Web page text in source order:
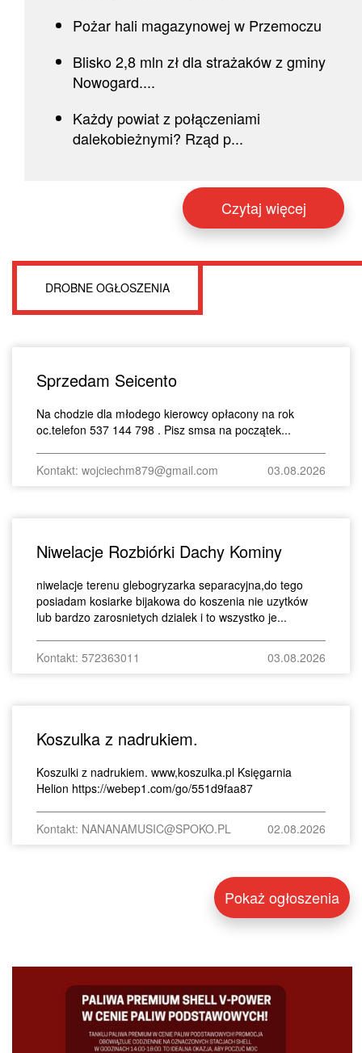
Pożar hali magazynowej w Przemoczu
Blisko 2,8 mln zł dla strażaków z gminy
Nowogard....
Każdy powiat z połączeniami
dalekobieżnymi? Rząd p...
Czytaj więcej
DROBNE OGŁOSZENIA
Sprzedam Seicento
Na chodzie dla młodego kierowcy opłacony na rok
oc.telefon 537 144 798 . Pisz smsa na początek...
Kontakt: wojciechm879@gmail.com 03.08.2026
Niwelacje Rozbiórki Dachy Kominy
niwelacje terenu glebogryzarka separacyjna,do tego
posiadam kosiarke bijakowa do koszenia nie uzytków
lub bardzo zarosnietych dzialek i to wszystko je...
Kontakt: 572363011 03.08.2026
Koszulka z nadrukiem.
Koszulki z nadrukiem. www,koszulka.pl Księgarnia
Helion https://webep1.com/go/551d9faa87
Kontakt: NANANAMUSIC@SPOKO.PL 02.08.2026
Pokaż ogłoszenia